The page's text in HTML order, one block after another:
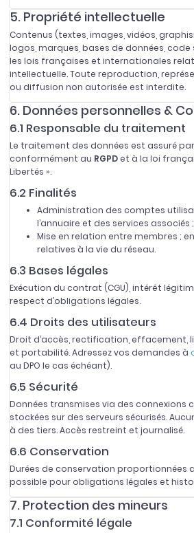
5. Propriété intellectuelle
Contenus (textes, images, vidéos,
logos, marques, bases de données,
les lois françaises et internationales
intellectuelle. Toute reproduction,
ou diffusion non autorisée est interdite.
6. Données personnelles &
6.1 Responsable du traitement
Le traitement des données est assuré par
conformément au RGPDet à la loi
Libertés ».
6.2 Finalités
Administration des comptes
l’annuaire et des services associés ;
Mise en relation entre membres ;
relatives à la vie du réseau.
6.3 Bases légales
Exécution du contrat (CGU), intérêt
respect d’obligations légales.
6.4 Droits des utilisateurs
Droit d’accès, rectification, effacement,
et portabilité. Adressez vos demandes à
au DPO le cas échéant).
6.5 Sécurité
Données transmises via des connexions
stockées sur des serveurs sécurisés.
à des tiers. Accès restreint et journalisé.
6.6 Conservation
Durées de conservation proportionnées
possible pour obligations légales et
7. Protection des mineurs
7.1 Conformité légale